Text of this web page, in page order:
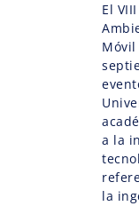
El
a la
la